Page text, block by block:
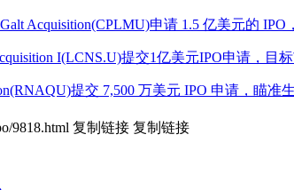
Galt Acquisition(CPLMU)申请 1.5 亿美元的
I(LCNS.U)提交1亿美元IPO申请，目
提交 7,500 万美元 IPO 申请，瞄准
9818.html 复制链接 复制链接